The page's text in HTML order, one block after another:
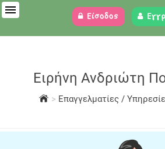
Είσοδος
Ειρήνη Ανδριώτη
> Επαγγελματίες /